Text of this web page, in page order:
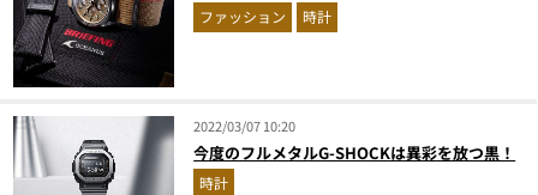
ファッション 時計
2022/03/07 10:20
今度のフルメタルG-SHOCKは異彩を放つ黒！
時計